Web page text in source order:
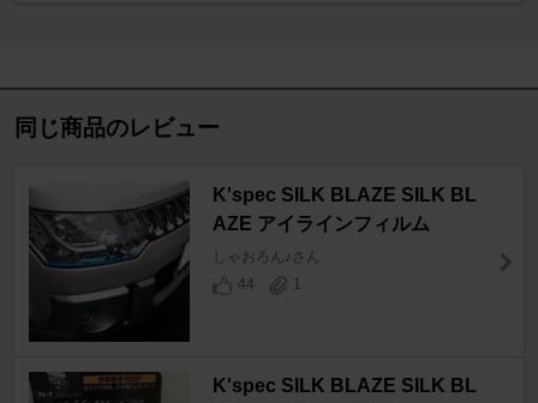
同じ商品のレビュー
K'spec SILK BLAZE SILK BL
AZE アイラインフィルム
しゃおろん♪さん
44
1
K'spec SILK BLAZE SILK BL